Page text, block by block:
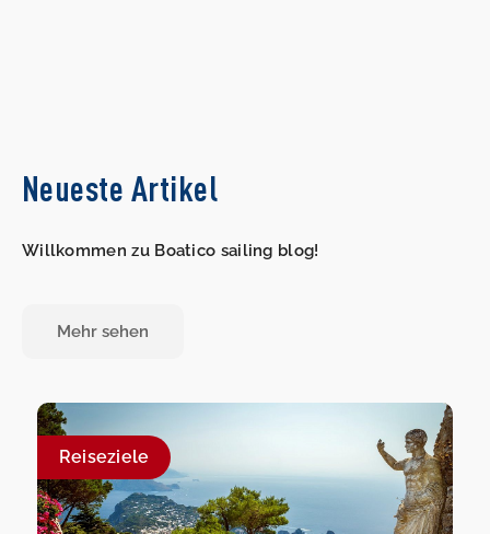
Neueste Artikel
Willkommen zu Boatico sailing blog!
Mehr sehen
Reiseziele